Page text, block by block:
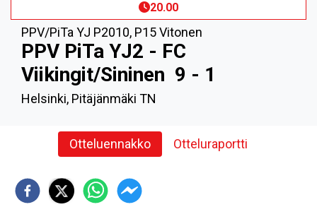
20.00
PPV/PiTa YJ P2010, P15 Vitonen
PPV PiTa YJ2 - FC
Viikingit/Sininen 9 - 1
Helsinki, Pitäjänmäki TN
Otteluennakko Otteluraportti